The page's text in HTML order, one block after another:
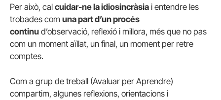
Per això, cal cuidar-ne la idiosincràsia i entendre les
trobades com una part d’un procés
continu d’observació, reflexió i millora, més que no pas
com un moment aïllat, un final, un moment per retre
comptes.
Com a grup de treball (Avaluar per Aprendre)
compartim, algunes reflexions, orientacions i